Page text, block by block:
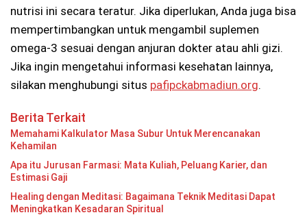
nutrisi ini secara teratur. Jika diperlukan, Anda juga bisa
mempertimbangkan untuk mengambil suplemen
omega-3 sesuai dengan anjuran dokter atau ahli gizi.
Jika ingin mengetahui informasi kesehatan lainnya,
silakan menghubungi situs pafipckabmadiun.org.
Berita Terkait
Memahami Kalkulator Masa Subur Untuk Merencanakan
Kehamilan
Apa itu Jurusan Farmasi: Mata Kuliah, Peluang Karier, dan
Estimasi Gaji
Healing dengan Meditasi: Bagaimana Teknik Meditasi Dapat
Meningkatkan Kesadaran Spiritual